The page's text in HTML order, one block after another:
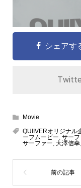
シェアす
Movie
QUIIVERオリジナル
ーフムービー サーフ
サーファー 大澤信幸,